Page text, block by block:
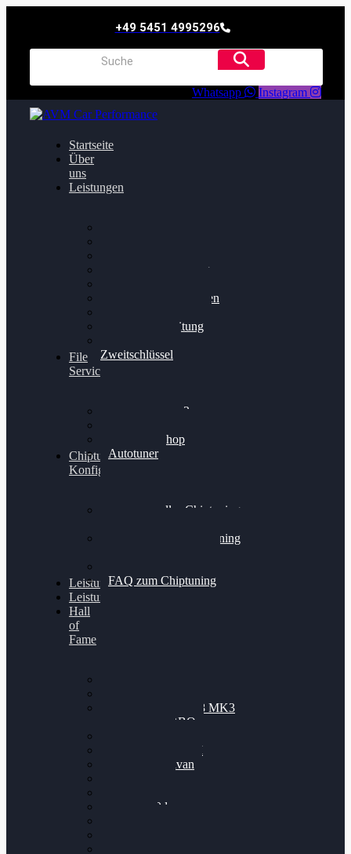
+49 5451 4995296
Whatsapp Instagram
Startseite
Über
uns
Leistungen
Getriebeoptimierung
Bremsscheiben planen
Felgenaufbereitung
Zweitschlüssel
File
Service
Alientech Kess3
Alientech Shop
Autotuner
Chiptuning
Konfigurator
Professionelles Chiptuning
Professionelles Chiptuning
FAQ zum Chiptuning
Leistungsmessung
Leistungsprüfstand
Hall
of
Fame
Nissan GT-R35 3.8 MK3
V6 TWINTURBO
VW Passat 2.0TDI
VW T6 Multivan
BMW 120d